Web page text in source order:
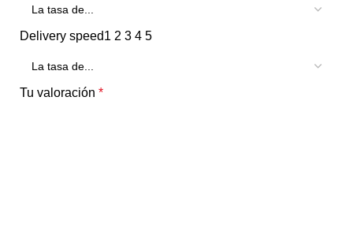
Delivery speed1 2 3 4 5
Tu valoración *